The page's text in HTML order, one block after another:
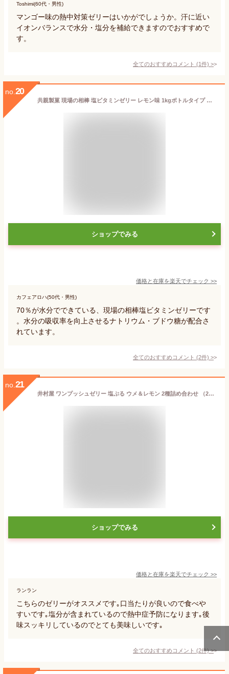
Toshimi(60代・男性)
マンゴー味の熱中対策ゼリーはいかがでしょうか。汗に近い
イオンバランスで水分・塩分を補給できますのでおすすめで
す。
全てのおすすめコメント (1件) >
no. 20
共親製菓 現場の相棒 塩ビタミンゼリー レモン味 1kgボトルタイプ 約100本入
ショップでみる
価格と在庫を楽天でチェック >>
カフェアロハ(50代・男性)
70％が水分でできている、現場の相棒塩ビタミンゼリーです
。水分の吸収率を向上させるナトリウム・ブドウ糖が配合さ
れています。
全てのおすすめコメント (2件) >
no. 21
井村屋 ワンプッシュゼリー 塩ぷる ウメ＆レモン 2種詰め合わせ （2種類×各2袋） デザート クエン酸 熱中症対策 母の日 梅 うめ味 れもん レモン味 送料無料 メール便
ショップでみる
価格と在庫を楽天でチェック >>
ランラン
こちらのゼリーがオススメです｡口当たりが良いので食べや
すいです｡塩分が含まれているので熱中症予防になります｡後
味スッキリしているのでとても美味しいです｡
全てのおすすめコメント (2件)>